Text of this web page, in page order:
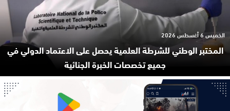
المختبر الوطني للشرطة العلمية يحصل على الاعتماد الدولي في
جميع تخصصات الخبرة الجنائية
الخميس 6 أغسطس 2026